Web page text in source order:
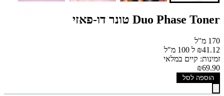
Duo Phase Toner טונר דו-פאזי
170 מ"ל
₪41.12 ל 100 מ"ל
זמינות: קיים במלאי
₪69.90
הוספה לסל